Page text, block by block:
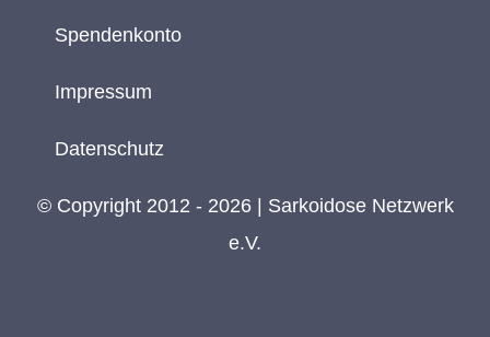
Spendenkonto
Impressum
Datenschutz
© Copyright 2012 - 2026 | Sarkoidose Netzwerk
e.V.